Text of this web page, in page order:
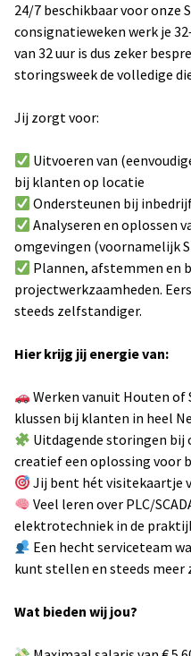
24/7 beschikbaar voor onze
consignatieweken werk je
van 32 uur is dus zeker
storingsweek de volledige
Jij zorgt voor:
Uitvoeren van
bij klanten op locatie
Ondersteunen bij
Analyseren en oplossen
omgevingen (voornamelijk
Plannen, afstemmen en
projectwerkzaamheden.
steeds zelfstandiger.
Hier krijg jij energie van:
Werken vanuit Houten of
klussen bij klanten in heel
Uitdagende storingen bij
creatief een oplossing voor
Jij bent hét visitekaartje
Veel leren over PLC/
elektrotechniek in de
Een hecht serviceteam
kunt stellen en steeds
Wat bieden wij jou?